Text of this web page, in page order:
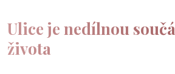
Ulice je nedílnou
života